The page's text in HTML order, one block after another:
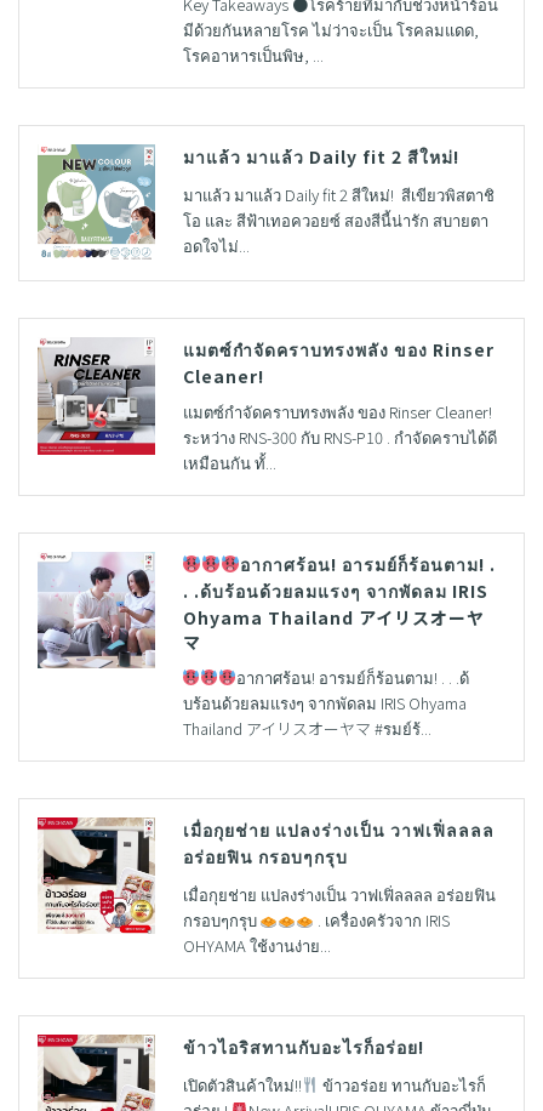
มีด้วยกันหลายโรค ไม่ว่าจะเป็น โรคลมแดด,
โรคอาหารเป็นพิษ, ...
มาแล้ว มาแล้ว Daily fit 2 สีใหม่!
มาแล้ว มาแล้ว Daily fit 2 สีใหม่! สีเขียวพิสตาชิ
โอ และ สีฟ้าเทอควอยซ์ สองสีนี้น่ารัก สบายตา
อดใจไม่...
แมตซ์กำจัดคราบทรงพลัง ของ Rinser
Cleaner!
แมตซ์กำจัดคราบทรงพลัง ของ Rinser Cleaner!
ระหว่าง RNS-300 กับ RNS-P10 . กำจัดคราบได้ดี
เหมือนกัน ทั้...
อากาศร้อน! อารมย์ก็ร้อนตาม! .
. .ด้บร้อนด้วยลมแรงๆ จากพัดลม IRIS
Ohyama Thailand アイリスオーヤ
マ
อากาศร้อน! อารมย์ก็ร้อนตาม! . . .ด้
บร้อนด้วยลมแรงๆ จากพัดลม IRIS Ohyama
Thailand アイリスオーヤマ #รมย์ร้...
เมื่อกุยช่าย แปลงร่างเป็น วาฟเฟิ่ลลลล
อร่อยฟิน กรอบๆกรุบ
เมื่อกุยช่าย แปลงร่างเป็น วาฟเฟิ่ลลลล อร่อยฟิน
กรอบๆกรุบ
. เครื่องครัวจาก IRIS
OHYAMA ใช้งานง่าย...
ข้าวไอริสทานกับอะไรก็อร่อย!
เปิดตัวสินค้าใหม่!!
ข้าวอร่อย ทานกับอะไรก็